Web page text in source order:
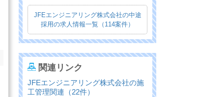
JFEエンジニアリング株式会社の中途
採用の求人情報一覧（114案件）
関連リンク
JFEエンジニアリング株式会社の施
工管理関連（22件）